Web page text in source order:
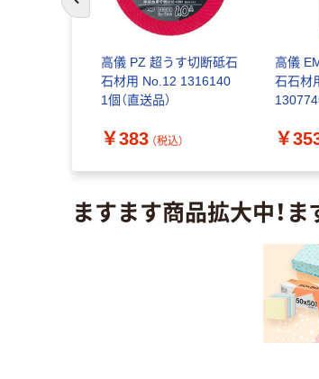
高儀 PZ 超うす切断砥石
石材用 No.12 1316140
1個（直送品）
￥383 （税込）
高儀
石石材
￥
前のスライドへ
ますます商品拡大中！